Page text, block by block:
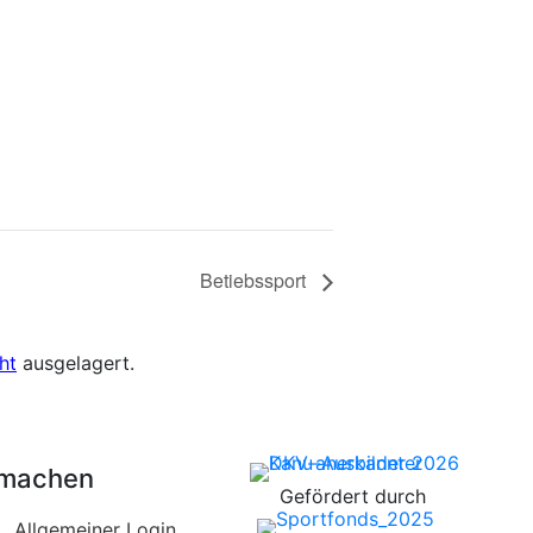
Betiebssport
ausgelagert.
Gefördert durch